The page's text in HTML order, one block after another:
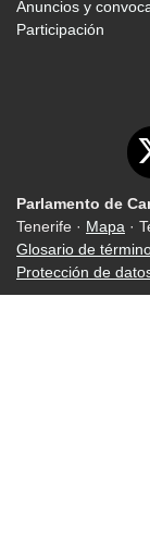
Anuncios y
Participación
Parlamento de
Tenerife · Mapa ·
Glosario de
Protección de